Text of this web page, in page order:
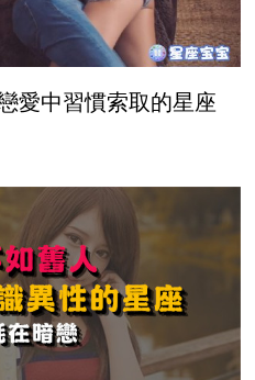
愛中習慣索取的星座